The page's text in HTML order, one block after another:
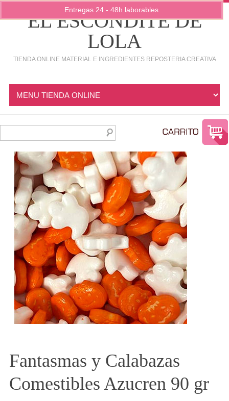
EL ESCONDITE DE
LOLA
TIENDA ONLINE MATERIAL E INGREDIENTES REPOSTERIA CREATIVA
Fantasmas y Calabazas
Comestibles Azucren 90 gr
Entregas 24 - 48h laborables